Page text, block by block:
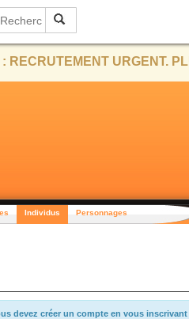
RECRUTEMENT URGENT.
Individus Personnages
devez créer un compte en vous inscrivant